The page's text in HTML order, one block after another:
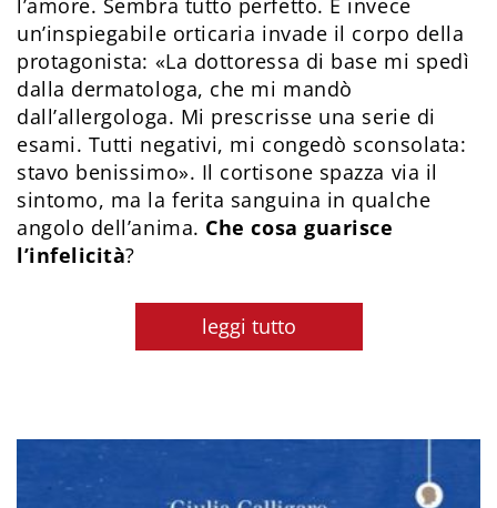
un’inspiegabile orticaria invade il corpo della
protagonista: «La dottoressa di base mi spedì
dalla dermatologa, che mi mandò
dall’allergologa. Mi prescrisse una serie di
esami. Tutti negativi, mi congedò sconsolata:
stavo benissimo». Il cortisone spazza via il
sintomo, ma la ferita sanguina in qualche
angolo dell’anima. Che cosa guarisce
l’infelicità?
leggi tutto